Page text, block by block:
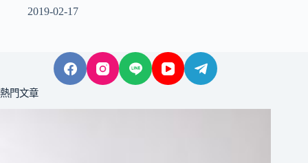
2019-02-17
熱門文章